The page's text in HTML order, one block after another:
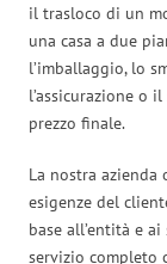
il trasloco di un
una casa a due
l’imballaggio, lo
l’assicurazione o
prezzo finale.
La nostra
esigenze del
base all’entità e
servizio completo